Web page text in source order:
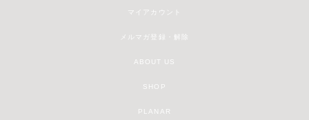
マイアカウント
メルマガ登録・解除
ABOUT US
SHOP
PLANAR